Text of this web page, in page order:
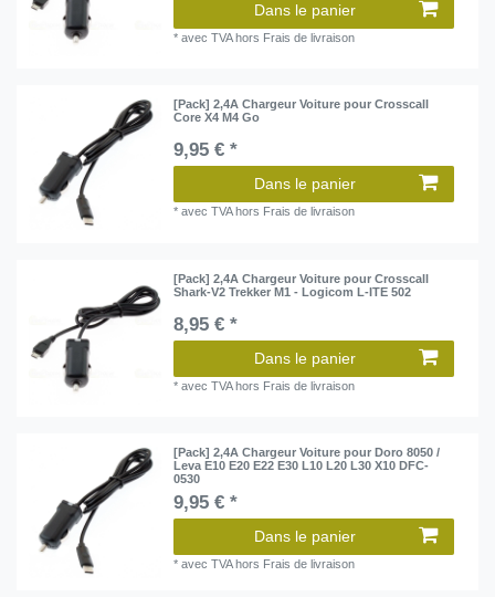
Dans le panier
*avec TVAhors Frais de livraison
[Pack] 2,4A Chargeur Voiture pour Crosscall
Core X4 M4 Go
9,95 € *
Dans le panier
*avec TVAhors Frais de livraison
[Pack] 2,4A Chargeur Voiture pour Crosscall
Shark-V2 Trekker M1 - Logicom L-ITE 502
8,95 € *
Dans le panier
*avec TVAhors Frais de livraison
[Pack] 2,4A Chargeur Voiture pour Doro 8050 /
Leva E10 E20 E22 E30 L10 L20 L30 X10 DFC-
0530
9,95 € *
Dans le panier
*avec TVAhors Frais de livraison